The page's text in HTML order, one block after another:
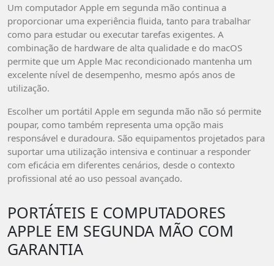
Um computador Apple em segunda mão continua a
proporcionar uma experiência fluida, tanto para trabalhar
como para estudar ou executar tarefas exigentes. A
combinação de hardware de alta qualidade e do macOS
permite que um Apple Mac recondicionado mantenha um
excelente nível de desempenho, mesmo após anos de
utilização.
Escolher um portátil Apple em segunda mão não só permite
poupar, como também representa uma opção mais
responsável e duradoura. São equipamentos projetados para
suportar uma utilização intensiva e continuar a responder
com eficácia em diferentes cenários, desde o contexto
profissional até ao uso pessoal avançado.
PORTÁTEIS E COMPUTADORES
APPLE EM SEGUNDA MÃO COM
GARANTIA